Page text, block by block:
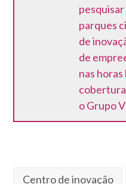
parques
de
de
nas
o Grupo
Centro de inovação